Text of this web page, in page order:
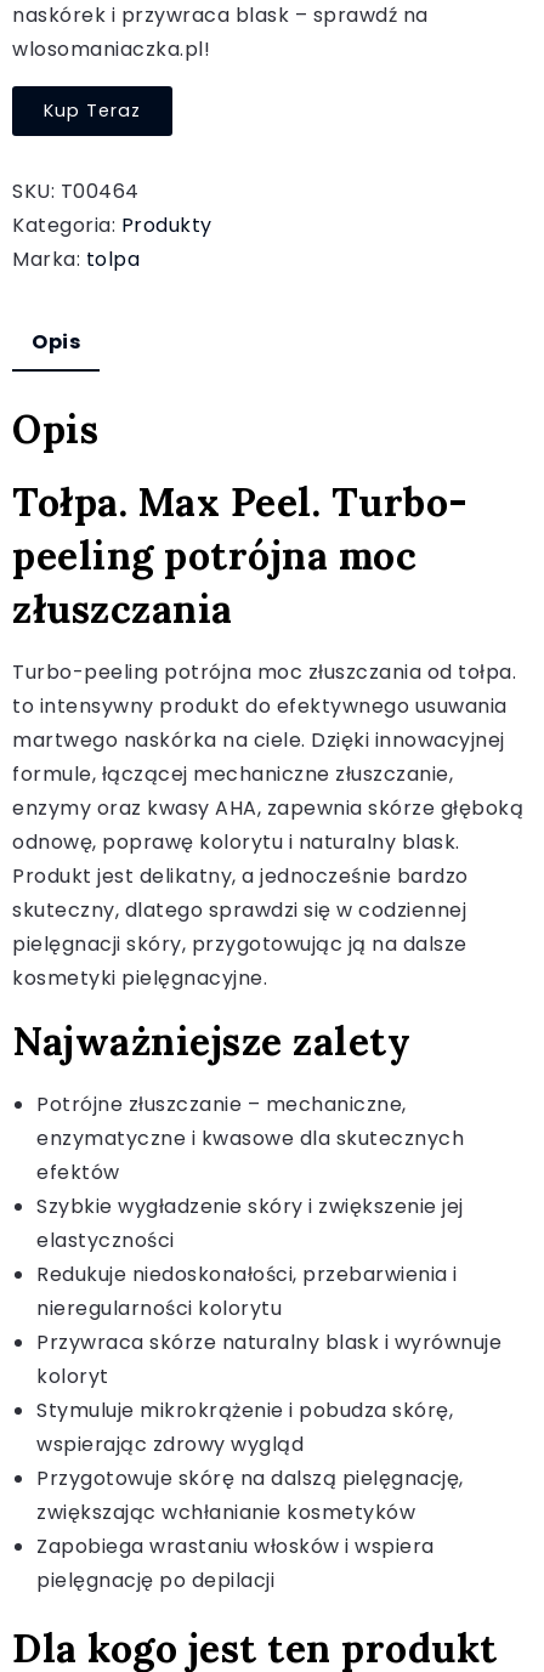
naskórek i przywraca blask – sprawdź na
wlosomaniaczka.pl!
Kup Teraz
SKU: T00464
Kategoria: Produkty
Marka: tolpa
Opis
Opis
Tołpa. Max Peel. Turbo-
peeling potrójna moc
złuszczania
Turbo-peeling potrójna moc złuszczania od tołpa.
to intensywny produkt do efektywnego usuwania
martwego naskórka na ciele. Dzięki innowacyjnej
formule, łączącej mechaniczne złuszczanie,
enzymy oraz kwasy AHA, zapewnia skórze głęboką
odnowę, poprawę kolorytu i naturalny blask.
Produkt jest delikatny, a jednocześnie bardzo
skuteczny, dlatego sprawdzi się w codziennej
pielęgnacji skóry, przygotowując ją na dalsze
kosmetyki pielęgnacyjne.
Najważniejsze zalety
Potrójne złuszczanie – mechaniczne,
enzymatyczne i kwasowe dla skutecznych
efektów
Szybkie wygładzenie skóry i zwiększenie jej
elastyczności
Redukuje niedoskonałości, przebarwienia i
nieregularności kolorytu
Przywraca skórze naturalny blask i wyrównuje
koloryt
Stymuluje mikrokrążenie i pobudza skórę,
wspierając zdrowy wygląd
Przygotowuje skórę na dalszą pielęgnację,
zwiększając wchłanianie kosmetyków
Zapobiega wrastaniu włosków i wspiera
pielęgnację po depilacji
Dla kogo jest ten produkt